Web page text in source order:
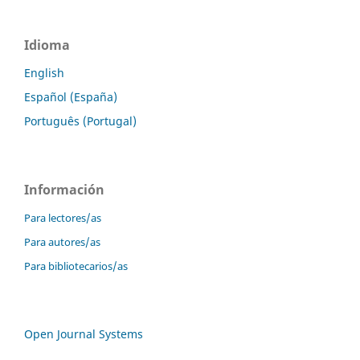
Idioma
English
Español (España)
Português (Portugal)
Información
Para lectores/as
Para autores/as
Para bibliotecarios/as
Open Journal Systems